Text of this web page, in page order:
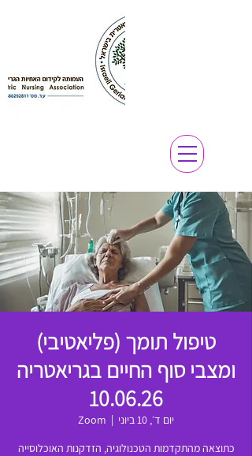
טיפול תומך (פליאטיבי)
ומצבי סוף החיים בגריאטריה
10.06.26
יום ד׳, 10 ביוני
  |
Zoom
כתוצאה מהתקדמות הטכנולוגיה, הזדקנות האוכלוסייה